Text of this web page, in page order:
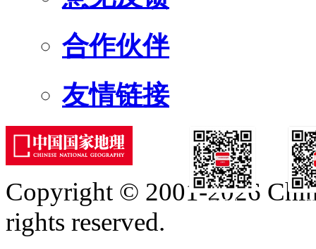
合作伙伴
友情链接
订阅号
Copyright © 2001-2026
rights reserved.